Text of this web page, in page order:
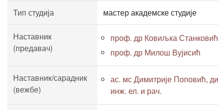
Тип студија мастер академске студије
Наставник
(предавач)
проф. др Ковиљка Станковић
проф. др Милош Вујисић
Наставник/сарадник
(вежбе)
ас. мс Димитрије Поповић,
инж. ел. и рач.